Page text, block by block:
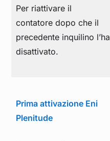
Per riattivare il
contatore dopo che il
precedente inquilino l’ha
disattivato.
Prima attivazione Eni
Plenitude